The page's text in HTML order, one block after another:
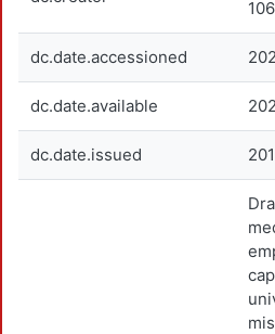
dc.date.accessioned
dc.date.available
dc.date.issued